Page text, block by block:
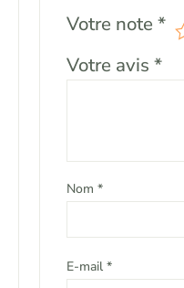
Votre note *
Votre avis *
Nom *
E-mail *